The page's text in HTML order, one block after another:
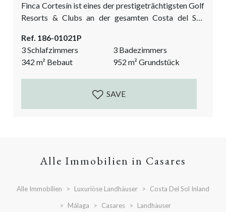
Finca Cortesín ist eines der prestigeträchtigsten Golf
Resorts & Clubs an der gesamten Costa del Sol,
authentischen andalusischen Cortijo mit den
exklusiven Dienstleistungen und Einrichtungen der
Finca Cortesin selbst zu wohnen. Erleben Sie den
Inbegriff von Privatsphäre, Eleganz und Diskretion in
einer privilegierten Lage auf...
Ref. 186-01021P
3 Schlafzimmers
3 Badezimmers
342m² Bebaut 952 m² Grundstück
SAVE
Alle Immobilien in Casares
Alle Immobilien Luxuriöse Landhäuser Costa Del Sol Inland
Málaga Casares Landhäuser